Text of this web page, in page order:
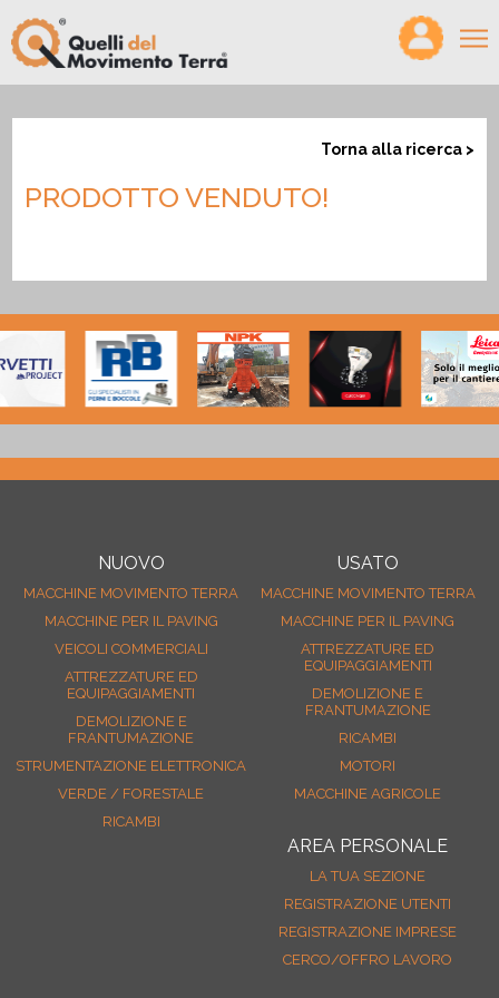
×
CONFRONTA
CERCO/OFFRO LAVORO
CHI SIAMO
LA TUA SEZIONE
Torna alla ricerca >
PRODOTTO VENDUTO!
NUOVO
MACCHINE MOVIMENTO TERRA
MACCHINE PER IL PAVING
VEICOLI COMMERCIALI
ATTREZZATURE ED
EQUIPAGGIAMENTI
DEMOLIZIONE E
FRANTUMAZIONE
STRUMENTAZIONE ELETTRONICA
VERDE / FORESTALE
RICAMBI
USATO
MACCHINE MOVIMENTO TERRA
MACCHINE PER IL PAVING
ATTREZZATURE ED
EQUIPAGGIAMENTI
DEMOLIZIONE E
FRANTUMAZIONE
RICAMBI
MOTORI
MACCHINE AGRICOLE
AREA PERSONALE
LA TUA SEZIONE
REGISTRAZIONE UTENTI
REGISTRAZIONE IMPRESE
CERCO/OFFRO LAVORO